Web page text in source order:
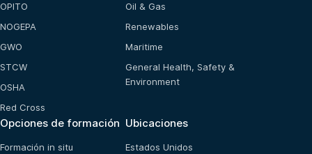
OPITO
NOGEPA
GWO
STCW
OSHA
Red Cross
Oil & Gas
Renewables
Maritime
General Health, Safety &
Environment
Opciones de formación
Formación in situ
Ubicaciones
Estados Unidos